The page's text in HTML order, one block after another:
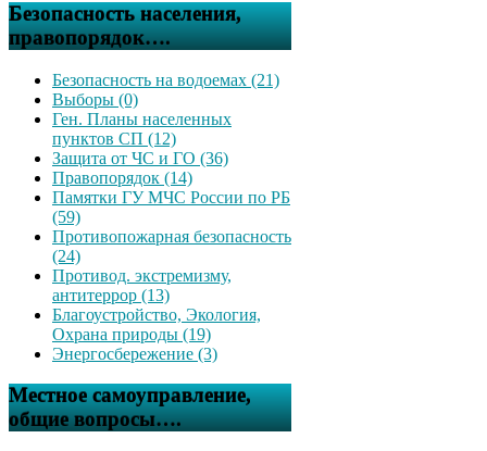
Безопасность населения,
правопорядок….
Безопасность на водоемах (21)
Выборы (0)
Ген. Планы населенных
пунктов СП (12)
Защита от ЧС и ГО (36)
Правопорядок (14)
Памятки ГУ МЧС России по РБ
(59)
Противопожарная безопасность
(24)
Противод. экстремизму,
антитеррор (13)
Благоустройство, Экология,
Охрана природы (19)
Энергосбережение (3)
Местное самоуправление,
общие вопросы….